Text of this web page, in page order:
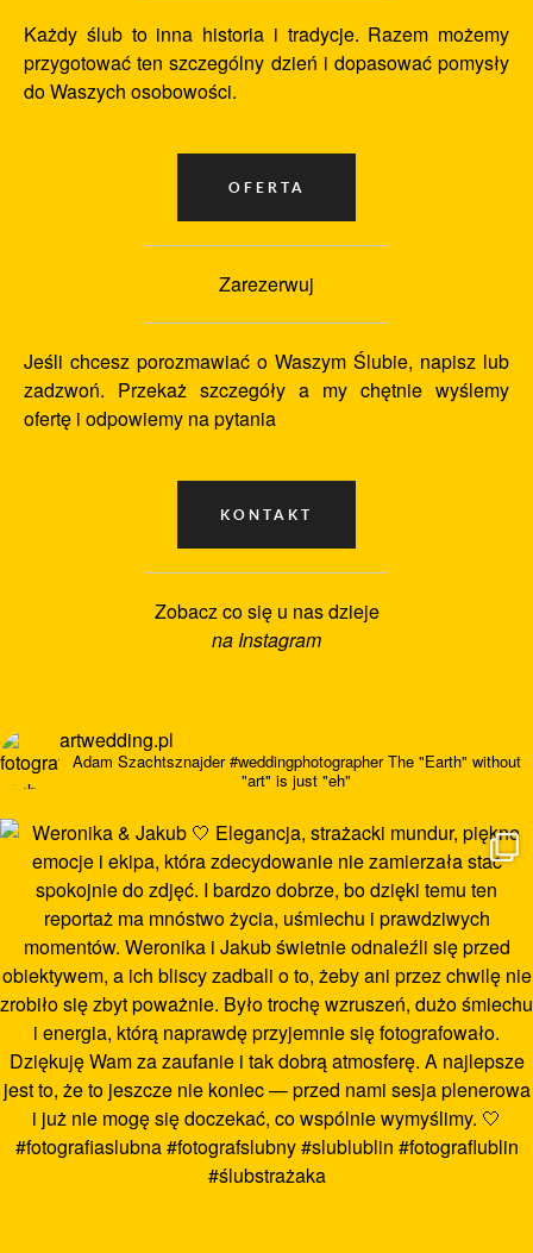
Każdy ślub to inna historia i tradycje. Razem możemy
przygotować ten szczególny dzień i dopasować pomysły
do Waszych osobowości.
Zarezerwuj
Jeśli chcesz porozmawiać o Waszym Ślubie, napisz lub
zadzwoń. Przekaż szczegóły a my chętnie wyślemy
ofertę i odpowiemy na pytania
Zobacz co się u nas dzieje
na Instagram
artwedding.pl
Adam Szachtsznajder#weddingphotographerThe "Earth" without
"art" is just "eh"